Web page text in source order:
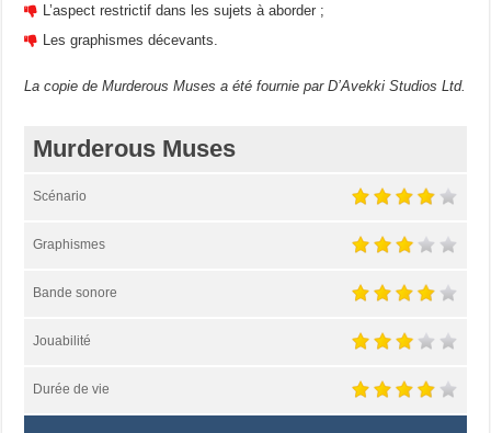
L’aspect restrictif dans les sujets à aborder ;
Les graphismes décevants.
La copie de Murderous Muses a été fournie par D’Avekki Studios Ltd.
Murderous Muses
Scénario
Graphismes
Bande sonore
Jouabilité
Durée de vie